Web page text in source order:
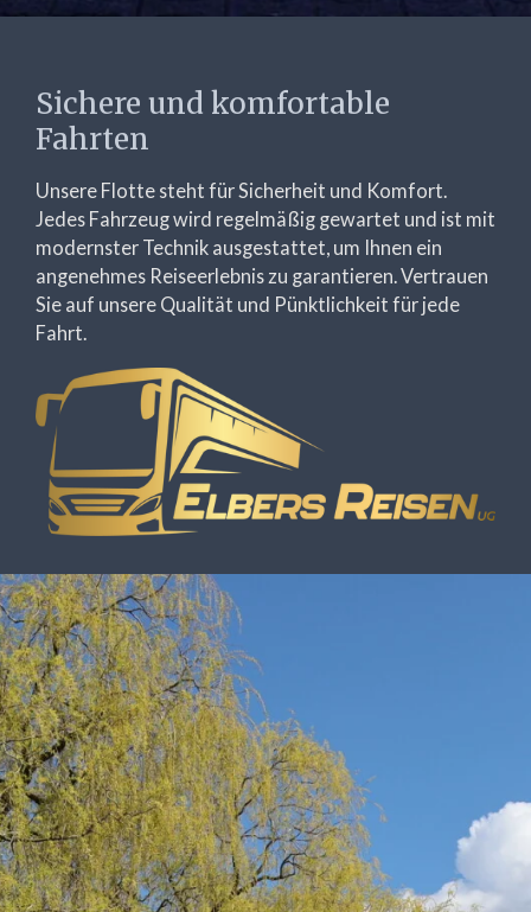
Sichere und komfortable
Fahrten
Unsere Flotte steht für Sicherheit und Komfort.
Jedes Fahrzeug wird regelmäßig gewartet und ist mit
modernster Technik ausgestattet, um Ihnen ein
angenehmes Reiseerlebnis zu garantieren. Vertrauen
Sie auf unsere Qualität und Pünktlichkeit für jede
Fahrt.